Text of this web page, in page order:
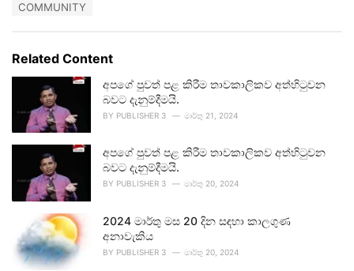
o
r
i
:
COMMUNITY
Related Content
අපගේ පුවත් පළ කිරීම තාවකාලිකව අත්හිටුවන
බවට දැනුම්දීමයි.
BY PUBLISHER 3 මාර්තු 21, 2024
අපගේ පුවත් පළ කිරීම තාවකාලිකව අත්හිටුවන
බවට දැනුම්දීමයි.
BY PUBLISHER 3 මාර්තු 20, 2024
2024 මාර්තු මස 20 දින සඳහා කාලගුණ
අනාවැකිය
BY PUBLISHER 3 මාර්තු 20, 2024